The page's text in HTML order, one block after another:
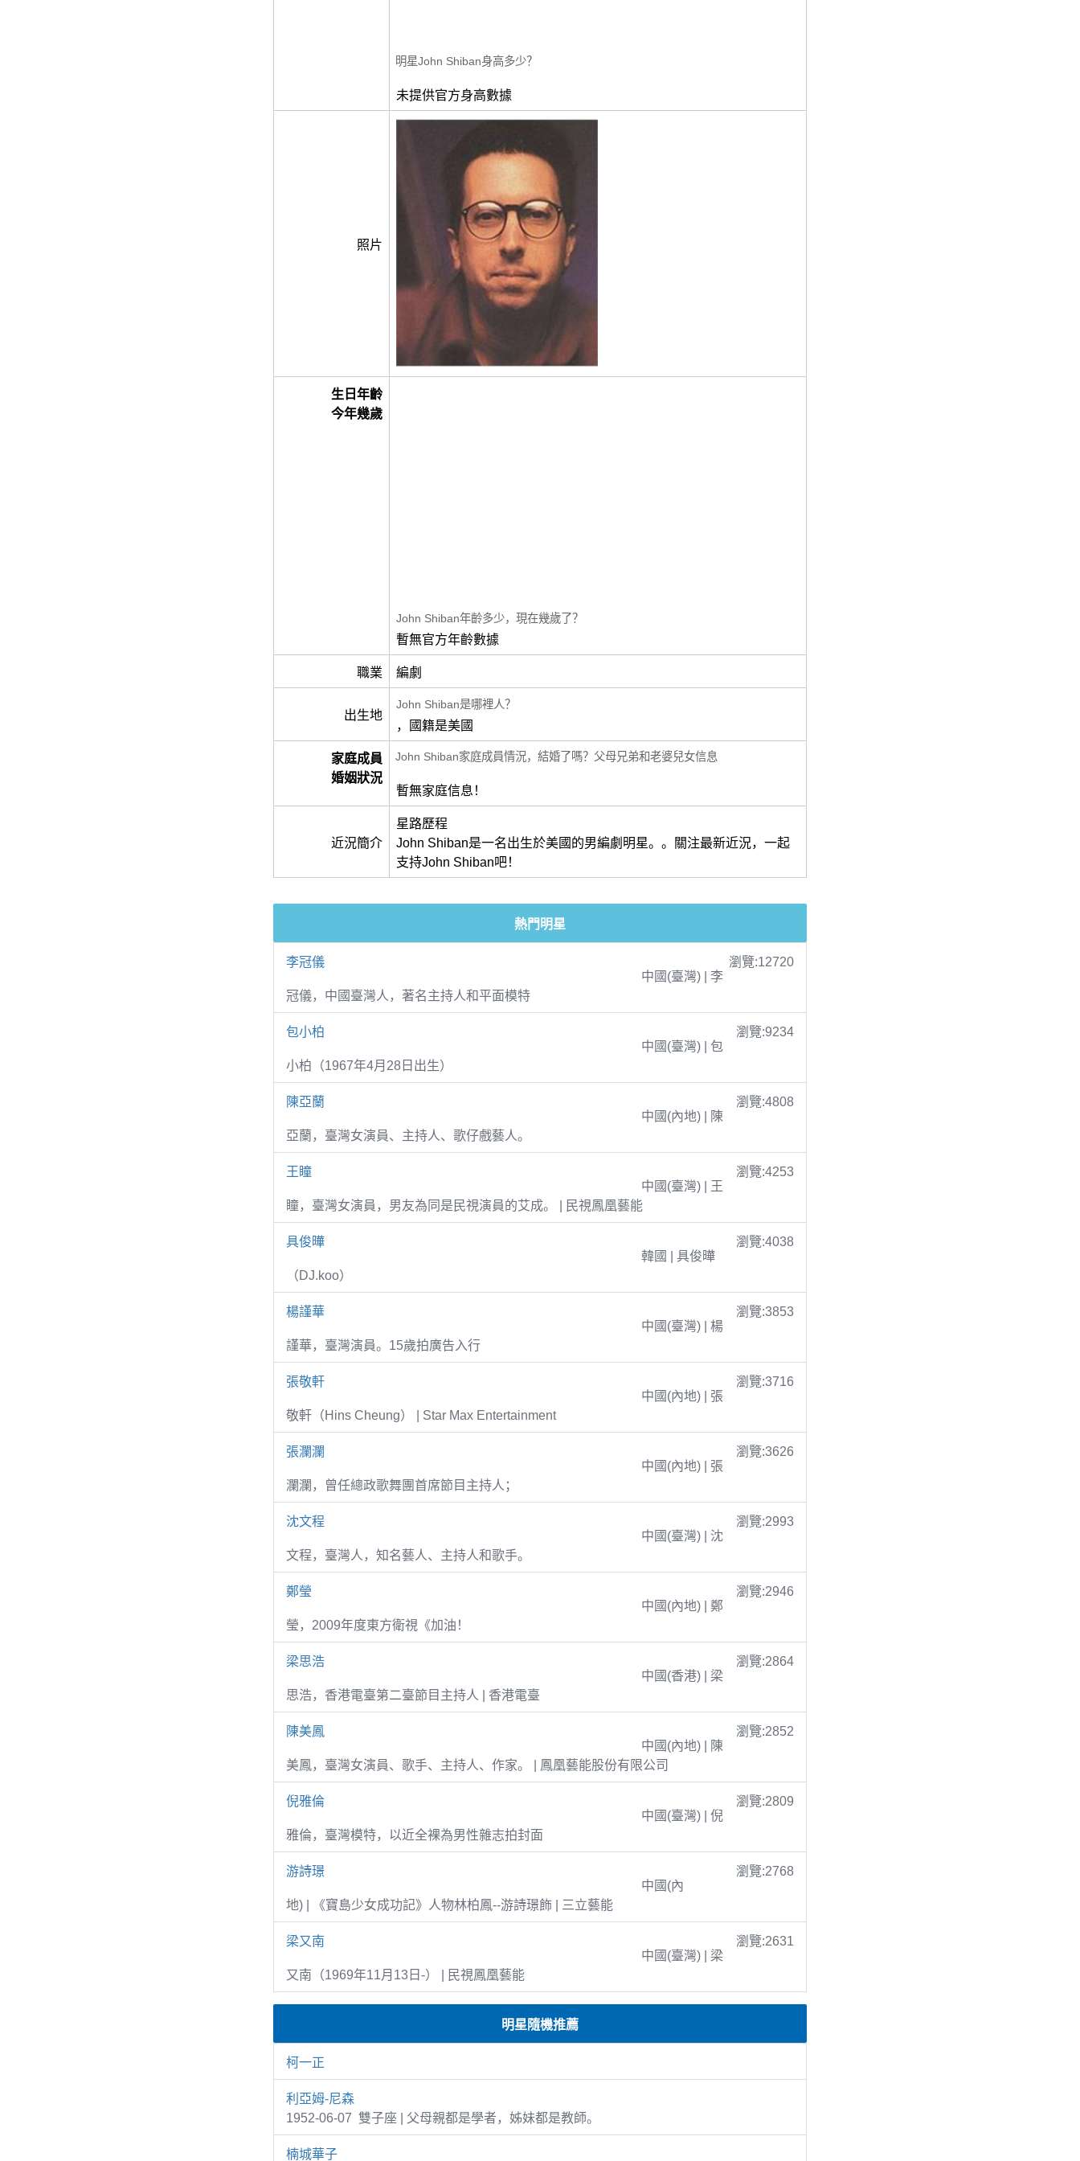
明星John Shiban身高多少？
未提供官方身高數據
照片
生日年齡
今年幾歲
John Shiban年齡多少，現在幾歲了？
暫無官方年齡數據
職業 編劇
出生地
John Shiban是哪裡人？
，國籍是美國
家庭成員
婚姻狀況
John Shiban家庭成員情況，結婚了嗎？父母兄弟和老婆兒女信息
暫無家庭信息！
近況簡介
星路歷程
John Shiban是一名出生於美國的男編劇明星。。關注最新近況，一起
支持John Shiban吧！
熱門明星
李冠儀
瀏覽:12720
中國(臺灣) | 李
冠儀，中國臺灣人，著名主持人和平面模特
包小柏
瀏覽:9234
中國(臺灣) | 包
小柏（1967年4月28日出生）
陳亞蘭
瀏覽:4808
中國(內地) | 陳
亞蘭，臺灣女演員、主持人、歌仔戲藝人。
王瞳
瀏覽:4253
中國(臺灣) | 王
瞳，臺灣女演員，男友為同是民視演員的艾成。 | 民視鳳凰藝能
具俊曄
瀏覽:4038
韓國 | 具俊曄
（DJ.koo）
楊謹華
瀏覽:3853
中國(臺灣) | 楊
謹華，臺灣演員。15歲拍廣告入行
張敬軒
瀏覽:3716
中國(內地) | 張
敬軒（Hins Cheung） | Star Max Entertainment
張瀾瀾
瀏覽:3626
中國(內地) | 張
瀾瀾，曾任總政歌舞團首席節目主持人；
沈文程
瀏覽:2993
中國(臺灣) | 沈
文程，臺灣人，知名藝人、主持人和歌手。
鄭瑩
瀏覽:2946
中國(內地) | 鄭
瑩，2009年度東方衛視《加油！
梁思浩
瀏覽:2864
中國(香港) | 梁
思浩，香港電臺第二臺節目主持人 | 香港電臺
陳美鳳
瀏覽:2852
中國(內地) | 陳
美鳳，臺灣女演員、歌手、主持人、作家。 | 鳳凰藝能股份有限公司
倪雅倫
瀏覽:2809
中國(臺灣) | 倪
雅倫，臺灣模特，以近全裸為男性雜志拍封面
游詩璟
瀏覽:2768
中國(內
地) | 《寶島少女成功記》人物林柏鳳--游詩璟飾 | 三立藝能
梁又南
瀏覽:2631
中國(臺灣) | 梁
又南（1969年11月13日-） | 民視鳳凰藝能
明星隨機推薦
柯一正
利亞姆-尼森
1952-06-07 雙子座 | 父母親都是學者，姊妹都是教師。
楠城華子